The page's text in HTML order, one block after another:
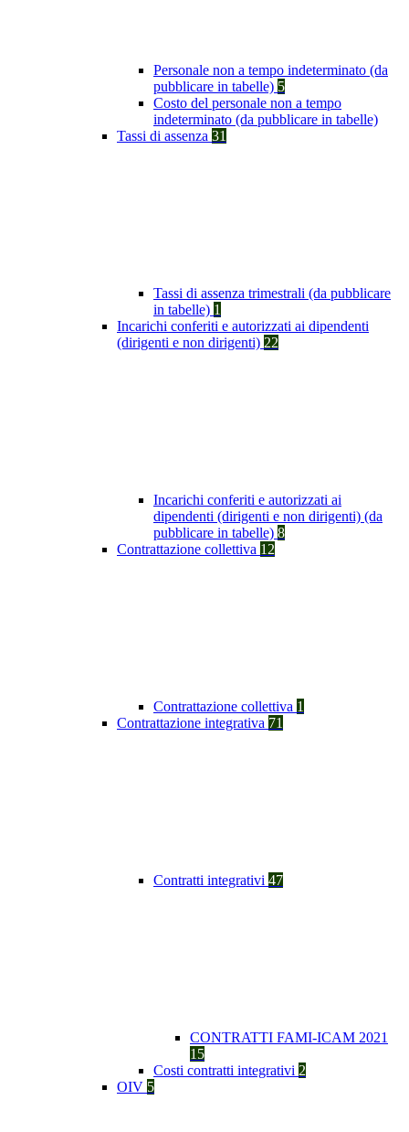
Personale non a tempo indeterminato (da
pubblicare in tabelle) 5
Costo del personale non a tempo
indeterminato (da pubblicare in tabelle)
Tassi di assenza 31
Tassi di assenza trimestrali (da pubblicare
in tabelle) 1
Incarichi conferiti e autorizzati ai dipendenti
(dirigenti e non dirigenti) 22
Incarichi conferiti e autorizzati ai
dipendenti (dirigenti e non dirigenti) (da
pubblicare in tabelle) 8
Contrattazione collettiva 12
Contrattazione collettiva 1
Contrattazione integrativa 71
Contratti integrativi 47
CONTRATTI FAMI-ICAM 2021
15
Costi contratti integrativi 2
OIV 5